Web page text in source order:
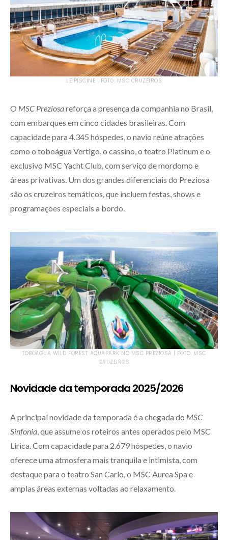
LE PISCINE | FOTO: MSC CRUZEIROS
O MSC Preziosareforça a presença da companhia no Brasil,
com embarques em cinco cidades brasileiras. Com
capacidade para 4.345 hóspedes, o navio reúne atrações
como o toboágua Vertigo, o cassino, o teatro Platinum e o
exclusivo MSC Yacht Club, com serviço de mordomo e
áreas privativas. Um dos grandes diferenciais do Preziosa
são os cruzeiros temáticos, que incluem festas, shows e
programações especiais a bordo.
TOBOÁGUA WILD FOREST AQUAPARK NO MSC PREZIOSA | FOTO: MSC
CRUZEIROS
Novidade da temporada 2025/2026
A principal novidade da temporada é a chegada do MSC
Sinfonia , que assume os roteiros antes operados pelo MSC
Lirica. Com capacidade para 2.679 hóspedes, o navio
oferece uma atmosfera mais tranquila e intimista, com
destaque para o teatro San Carlo, o MSC Aurea Spa e
amplas áreas externas voltadas ao relaxamento.